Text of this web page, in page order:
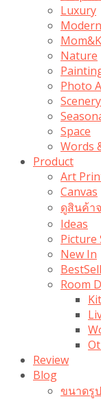
Luxury
Nature
Photo
Scenery
Space
Words
Product
Art
Canvas
ดูสินค้า
Ideas
Picture
New In
Room
Review
Blog
ขนาดรูป